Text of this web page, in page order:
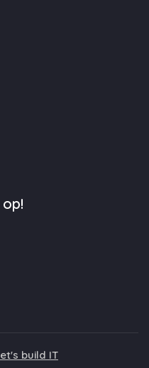
build IT